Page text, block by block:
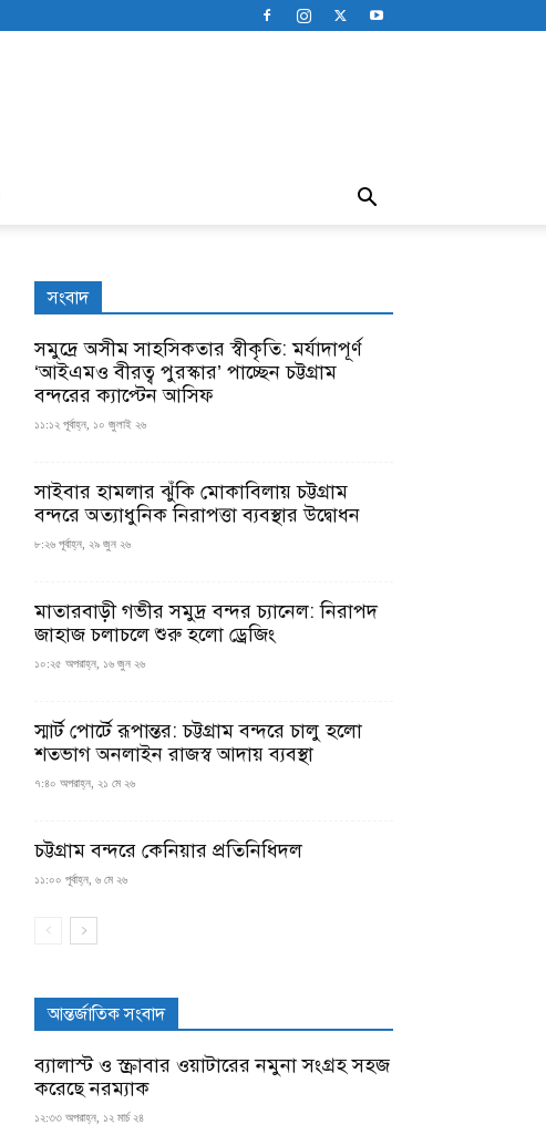
সংবাদ
সমুদ্রে অসীম সাহসিকতার স্বীকৃতি: মর্যাদাপূর্ণ
‘আইএমও বীরত্ব পুরস্কার’ পাচ্ছেন চট্টগ্রাম
বন্দরের ক্যাপ্টেন আসিফ
১১:১২ পূর্বাহ্ন, ১০ জুলাই ২৬
সাইবার হামলার ঝুঁকি মোকাবিলায় চট্টগ্রাম
বন্দরে অত্যাধুনিক নিরাপত্তা ব্যবস্থার উদ্বোধন
৮:২৬ পূর্বাহ্ন, ২৯ জুন ২৬
মাতারবাড়ী গভীর সমুদ্র বন্দর চ্যানেল: নিরাপদ
জাহাজ চলাচলে শুরু হলো ড্রেজিং
১০:২৫ অপরাহ্ন, ১৬ জুন ২৬
স্মার্ট পোর্টে রূপান্তর: চট্টগ্রাম বন্দরে চালু হলো
শতভাগ অনলাইন রাজস্ব আদায় ব্যবস্থা
৭:৪০ অপরাহ্ন, ২১ মে ২৬
চট্টগ্রাম বন্দরে কেনিয়ার প্রতিনিধিদল
১১:০০ পূর্বাহ্ন, ৬ মে ২৬
আন্তর্জাতিক সংবাদ
ব্যালাস্ট ও স্ক্রাবার ওয়াটারের নমুনা সংগ্রহ সহজ
করেছে নরম্যাক
১২:৩৩ অপরাহ্ন, ১২ মার্চ ২৪